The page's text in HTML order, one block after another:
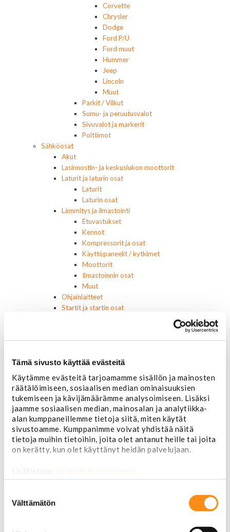
Tämä sivusto käyttää evästeitä
Käytämme evästeitä tarjoamamme sisällön ja mainosten
räätälöimiseen, sosiaalisen median ominaisuuksien
tukemiseen ja kävijämäärämme analysoimiseen. Lisäksi
jaamme sosiaalisen median, mainosalan ja analytiikka-
alan kumppaneillemme tietoja siitä, miten käytät
sivustoamme. Kumppanimme voivat yhdistää näitä
tietoja muihin tietoihin, joita olet antanut heille tai joita
on kerätty, kun olet käyttänyt heidän palvelujaan.
Lisätietoja: jarimaki.fi/tietosuoja
valinta
Välttämätön
Corvette
Chrysler
Dodge
Ford P/U
Ford muut
Hummer
Jeep
Lincoln
Muut
Parkit / Vilkut
Sumu- ja peruutusvalot
Sivuvalot ja markerit
Polttimot
Sähköosat
Akut
Lasinnostin- ja keskuslukon moottorit
Laturit ja laturin osat
Laturit
Laturin osat
Lämmitys ja ilmastointi
Etuvastukset
Kennot
Kompressorit ja osat
Käyttöpaneelit / kytkimet
Moottorit
Ilmastoinnin osat
Muut
Ohjainlaitteet
Startit ja startin osat
Sytytysosat
Ajovalokytkimet
Keskuslukon kytkimet
Lasinnostimen kytkimet
Lämmityslaitteen osat
Muut kytkimet ja sähköosat
Nelivedon kytkimet
Ovivalokykimet
Releet ja sulakkeet
Tarrat, tunnukset, logot, merkit
Alkuperäiset tarrat ja teipit